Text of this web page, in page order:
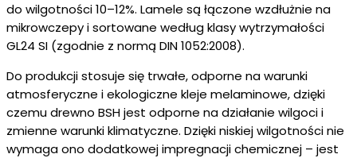
do wilgotności 10–12%. Lamele są łączone wzdłużnie na
mikrowczepy i sortowane według klasy wytrzymałości
GL24 SI (zgodnie z normą DIN 1052:2008).
Do produkcji stosuje się trwałe, odporne na warunki
atmosferyczne i ekologiczne kleje melaminowe, dzięki
czemu drewno BSH jest odporne na działanie wilgoci i
zmienne warunki klimatyczne. Dzięki niskiej wilgotności nie
wymaga ono dodatkowej impregnacji chemicznej – jest